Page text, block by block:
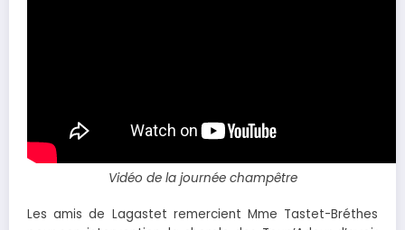
Vidéo de la journée champêtre
Les amis de Lagastet remercient Mme Tastet-Bréthes